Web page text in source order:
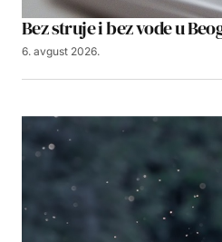
Bez struje i bez vode u
6. avgust 2026.